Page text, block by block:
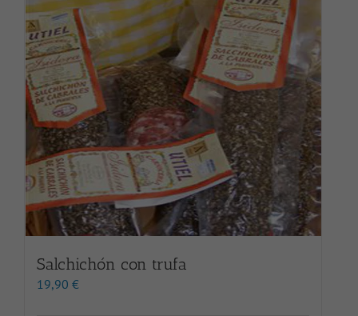
Salchichón con trufa
19,90 €